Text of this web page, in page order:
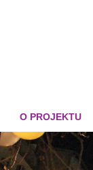
O PROJEKTU